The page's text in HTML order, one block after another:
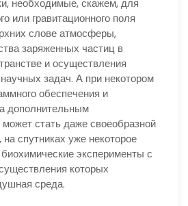
необходимые, скажем, для
или гравитационного поля
слове атмосферы,
заряженных частиц в
и осуществления
задач. А при некотором
обеспечения и
дополнительным
стать даже своеобразной
спутниках уже некоторое
эксперименты с
которых
среда.